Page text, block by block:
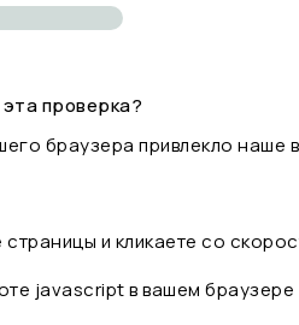
проверка?
браузера привлекло наше
страницы и кликаете со
javascript в вашем браузере